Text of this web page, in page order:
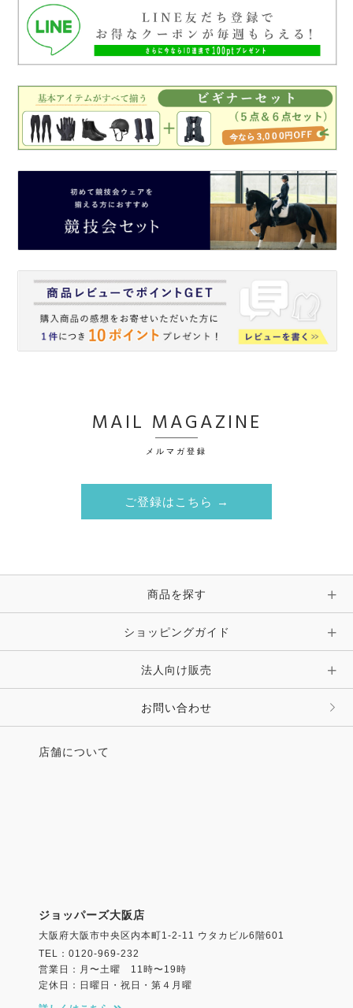
MAIL MAGAZINE
メルマガ登録
ご登録はこちら →
商品を探す
ショッピングガイド
法人向け販売
お問い合わせ
店舗について
ジョッパーズ大阪店
大阪府大阪市中央区内本町1-2-11 ウタカビル6階601
TEL：0120-969-232
営業日：月〜土曜 11時〜19時
定休日：日曜日・祝日・第４月曜